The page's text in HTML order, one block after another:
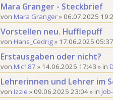
Mara Granger - Steckbrief
von Mara Granger» 06.07.2025
Vorstellen neu. Hufflepuff
von Hans_Cedrig» 17.06.2025 05:37
Erstausgaben oder nicht?
von Mic187 » 14.06.2025 17:43 » in
Lehrerinnen und Lehrer im
von Izzie » 09.06.2025 23:04» in